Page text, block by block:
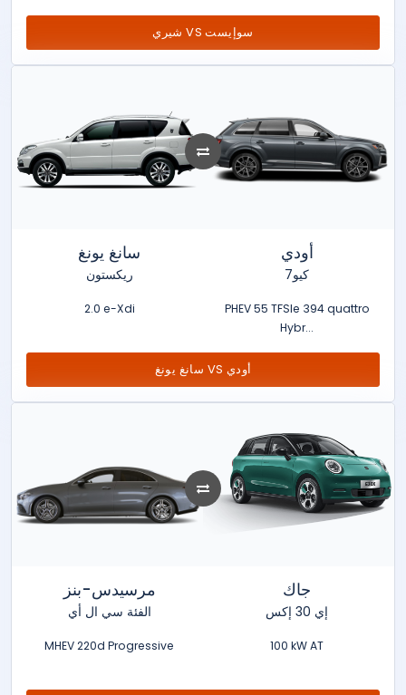
شيري VS سوإيست
سانغ يونغ
ريكستون
2.0 e-Xdi
أودي
كيو7
PHEV 55 TFSIe 394 quattro
Hybr...
سانغ يونغ VS أودي
مرسيدس-بنز
الفئة سي ال أي
MHEV 220d Progressive
جاك
إي 30 إكس
100 kW AT